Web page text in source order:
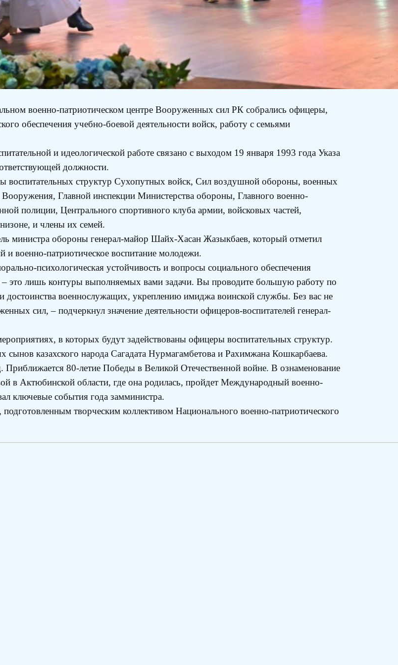
военно-патриотическом центре Вооруженных сил РК собрались офицеры,
обеспечения учебно-боевой деятельности войск, работу с семьями
и идеологической работе связано с выходом 19 января 1993 года Указа
должности.
воспитательных структур Сухопутных войск, Сил воздушной обороны, военных
Главной инспекции Министерства обороны, Главного военно-
полиции, Центрального спортивного клуба армии, войсковых частей,
и члены их семей.
министра обороны генерал-майор Шайх-Хасан Жазыкбаев, который отметил
и военно-патриотическое воспитание молодежи.
психологическая устойчивость и вопросы социального обеспечения
это лишь контуры выполняемых вами задачи. Вы проводите большую работу по
достоинства военнослужащих, укреплению имиджа воинской службы. Без вас не
сил, – подчеркнул значение деятельности офицеров-воспитателей генерал-
в которых будут задействованы офицеры воспитательных структур.
казахского народа Сагадата Нурмагамбетова и Рахимжана Кошкарбаева.
80-летие Победы в Великой Отечественной войне. В ознаменование
в Актюбинской области, где она родилась, пройдет Международный военно-
ключевые события года замминистра.
творческим коллективом Национального военно-патриотического